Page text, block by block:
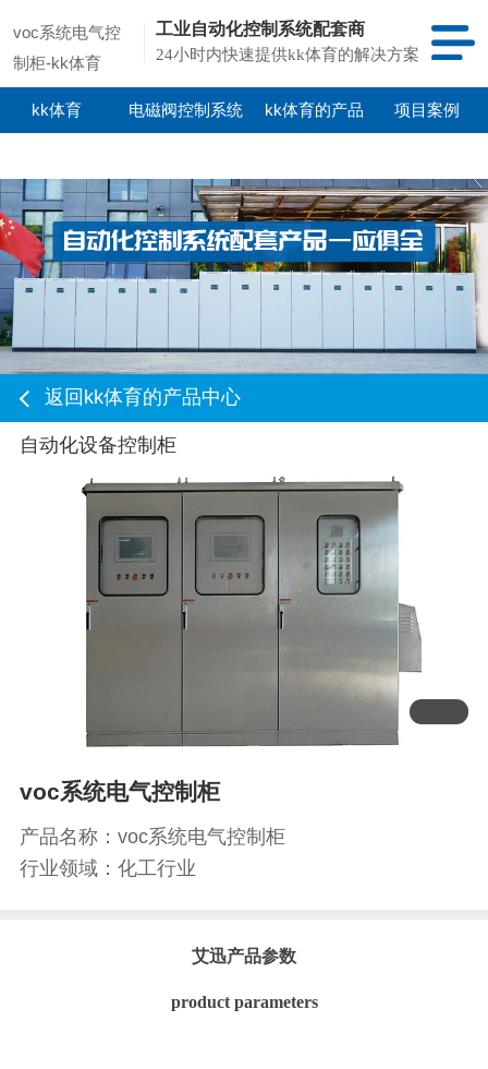
voc系统电气控
制柜-kk体育
工业自动化控制系统配套商
24小时内快速提供kk体育的解决方案
kk体育 电磁阀控制系统 kk体育的产品 项目案例
返回kk体育的产品中心
自动化设备控制柜
voc系统电气控制柜
产品名称：voc系统电气控制柜
行业领域：化工行业
艾迅产品参数
product parameters